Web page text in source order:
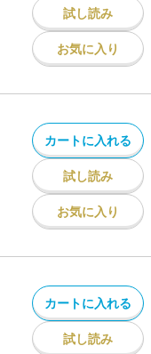
試し読み
お気に入り
カートに入れる
試し読み
お気に入り
カートに入れる
試し読み